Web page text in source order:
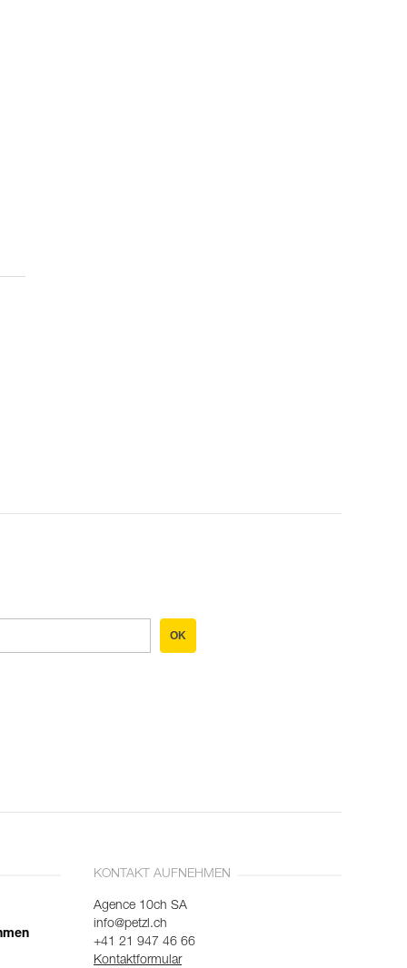
OK
KONTAKT AUFNEHMEN
Agence 10ch SA
info@petzl.ch
+41 21 947 46 66
Kontaktformular